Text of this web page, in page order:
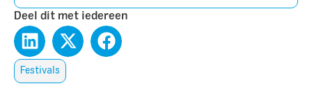
Deel dit met iedereen
Festivals